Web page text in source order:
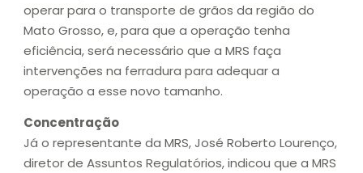
operar para o transporte de grãos da região do
Mato Grosso, e, para que a operação tenha
eficiência, será necessário que a MRS faça
intervenções na ferradura para adequar a
operação a esse novo tamanho.
Concentração
Já o representante da MRS, José Roberto Lourenço,
diretor de Assuntos Regulatórios, indicou que a MRS